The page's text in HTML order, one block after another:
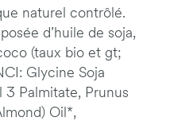
naturel contrôlé.
d’huile de soja,
(taux bio et gt;
Glycine Soja
3 Palmitate, Prunus
Oil*,